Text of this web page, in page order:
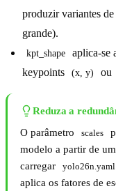
produzir variantes
grande).
kpt_shape aplica-se
keypoints
(x, y) ou
Reduza a
O parâmetro
scales
modelo a partir de
carregar
yolo26n.yaml
aplica os fatores de